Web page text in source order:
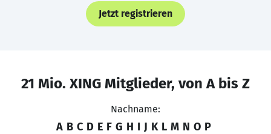
Jetzt registrieren
21 Mio. XING Mitglieder, von A bis Z
Nachname:
A B C D E F G H I J K L M N O P